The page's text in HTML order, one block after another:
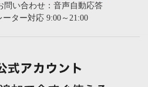
問い合わせ：音声自動応答
ター対応 9:00～21:00